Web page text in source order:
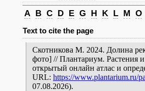
A B C D E G H K L M O
Text to cite the page
Скотникова М. 2024. Долина
фото] // Плантариум. Растения
открытый онлайн атлас и
URL: https://www.plantarium.ru/
07.08.2026).